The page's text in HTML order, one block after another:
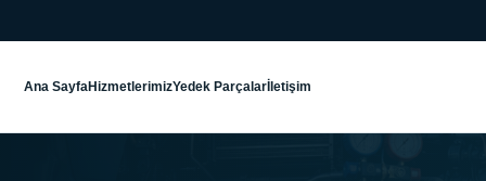
Ana SayfaHizmetlerimizYedek Parçalarİletişim